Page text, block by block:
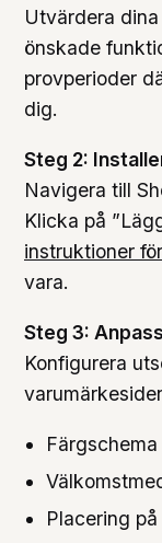
Utvärdera
önskade
provperioder
dig.
Steg 2:
Navigera till
Klicka på
instruktioner
vara.
Steg 3:
Konfigurera
Placering